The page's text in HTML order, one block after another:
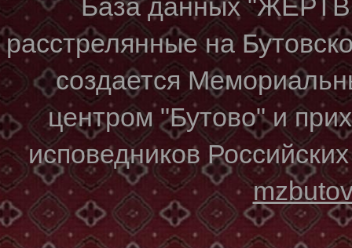
База данных
расстрелянные на
создается
центром "Бутово" и
исповедников